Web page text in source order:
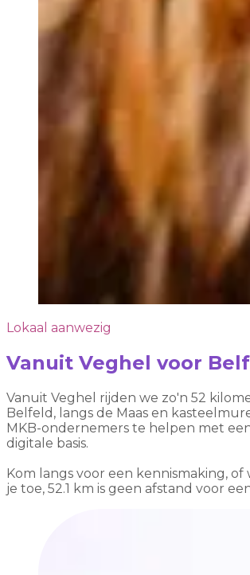
Lokaal aanwezig
Vanuit Veghel voor
Vanuit Veghel rijden we zo'n 52
Belfeld, langs de Maas en
MKB-ondernemers te helpen met
digitale basis.
Kom langs voor een kennismaking, of
je toe, 52.1 km is geen afstand voor